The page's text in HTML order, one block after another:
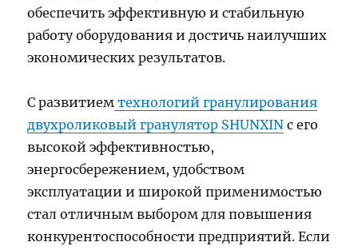
обеспечить эффективную и стабильную
работу оборудования и достичь наилучших
экономических результатов.
С развитием технологий гранулирования
двухроликовый гранулятор SHUNXIN с его
высокой эффективностью,
энергосбережением, удобством
эксплуатации и широкой применимостью
стал отличным выбором для повышения
конкурентоспособности предприятий. Если